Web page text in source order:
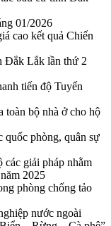
01/2026
cao kết quả Chiến
Đắk Lắk lần thứ 2
tiến độ Tuyến
toàn bộ nhà ở cho hộ
phòng, quân sự
các giải pháp nhằm
2025
phòng chống tảo
nước ngoài